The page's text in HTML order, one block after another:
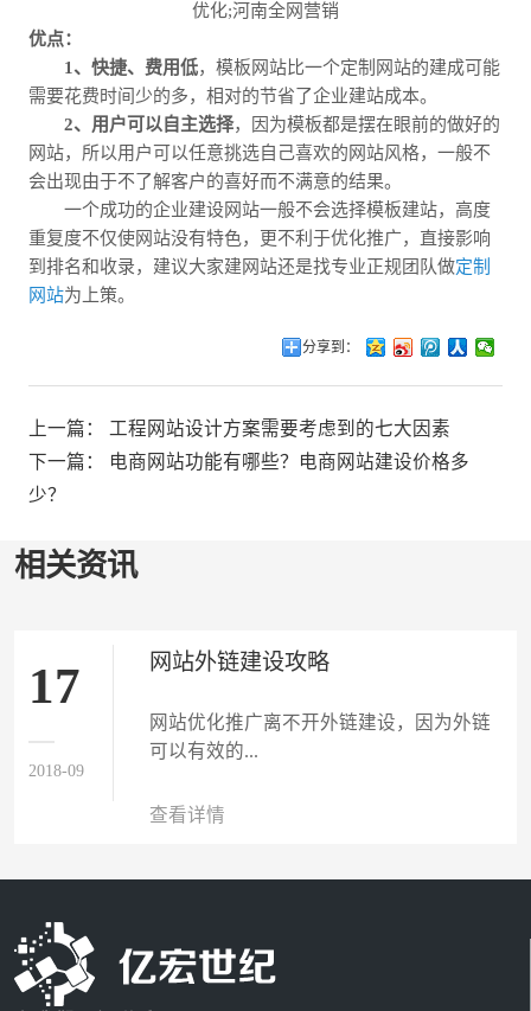
优化;河南全网营销
优点：
1、快捷、费用低，模板网站比一个定制网站的建成可能
需要花费时间少的多，相对的节省了企业建站成本。
2、用户可以自主选择，因为模板都是摆在眼前的做好的
网站，所以用户可以任意挑选自己喜欢的网站风格，一般不
会出现由于不了解客户的喜好而不满意的结果。
一个成功的企业建设网站一般不会选择模板建站，高度
重复度不仅使网站没有特色，更不利于优化推广，直接影响
到排名和收录，建议大家建网站还是找专业正规团队做定制
网站为上策。
分享到：
上一篇：
工程网站设计方案需要考虑到的七大因素
下一篇：
电商网站功能有哪些？电商网站建设价格多
少？
相关资讯
17
2018-09
网站外链建设攻略
网站优化推广离不开外链建设，因为外链
可以有效的...
查看详情